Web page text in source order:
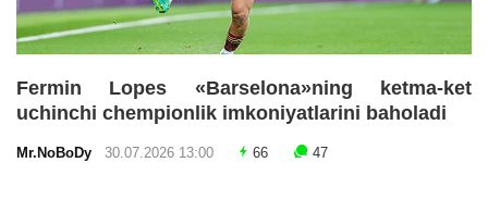
Fermin Lopes «Barselona»ning ketma-ket
uchinchi chempionlik imkoniyatlarini baholadi
Mr.NoBoDy 30.07.2026 13:00 66 47